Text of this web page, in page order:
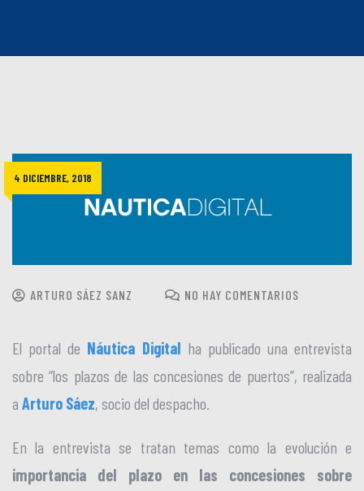
4 DICIEMBRE, 2018
ARTURO SÁEZ SANZ NO HAY COMENTARIOS
El portal de Náutica Digital ha publicado una entrevista
sobre “los plazos de las concesiones de puertos”, realizada
a Arturo Sáez, socio del despacho.
En la entrevista se tratan temas como la evolución e
importancia del plazo en las concesiones sobre